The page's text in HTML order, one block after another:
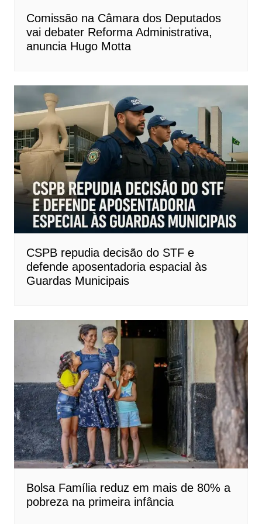
Comissão na Câmara dos Deputados
vai debater Reforma Administrativa,
anuncia Hugo Motta
CSPB repudia decisão do STF e
defende aposentadoria espacial às
Guardas Municipais
Bolsa Família reduz em mais de 80% a
pobreza na primeira infância